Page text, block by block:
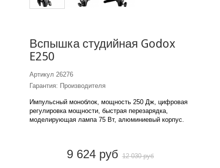
Вспышка студийная Godox
E250
Артикул 26276
Гарантия: Производителя
Импульсный моноблок, мощность 250 Дж, цифровая
регулировка мощности, быстрая перезарядка,
моделирующая лампа 75 Вт, алюминиевый корпус.
9 624 руб 12 030 руб